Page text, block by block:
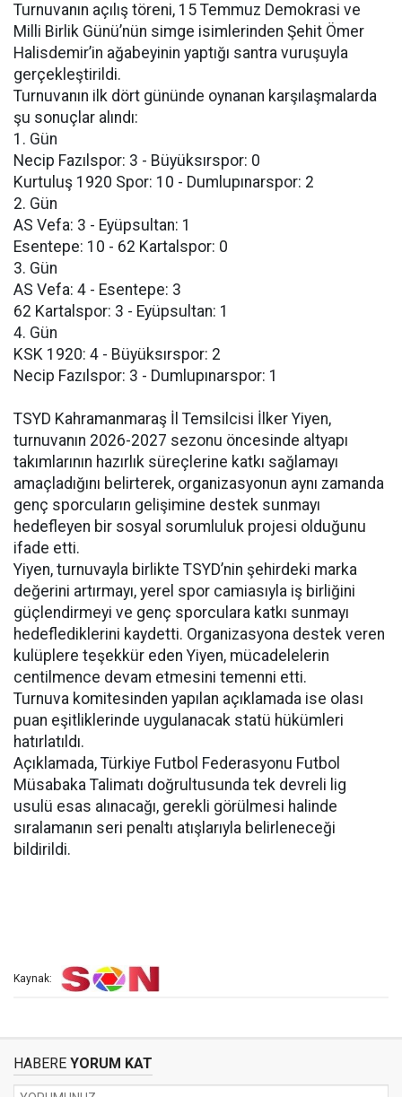
Turnuvanın açılış töreni, 15 Temmuz Demokrasi ve
Milli Birlik Günü’nün simge isimlerinden Şehit Ömer
Halisdemir’in ağabeyinin yaptığı santra vuruşuyla
gerçekleştirildi.
Turnuvanın ilk dört gününde oynanan karşılaşmalarda
şu sonuçlar alındı:
1. Gün
Necip Fazılspor: 3 - Büyüksırspor: 0
Kurtuluş 1920 Spor: 10 - Dumlupınarspor: 2
2. Gün
AS Vefa: 3 - Eyüpsultan: 1
Esentepe: 10 - 62 Kartalspor: 0
3. Gün
AS Vefa: 4 - Esentepe: 3
62 Kartalspor: 3 - Eyüpsultan: 1
4. Gün
KSK 1920: 4 - Büyüksırspor: 2
Necip Fazılspor: 3 - Dumlupınarspor: 1
TSYD Kahramanmaraş İl Temsilcisi İlker Yiyen,
turnuvanın 2026-2027 sezonu öncesinde altyapı
takımlarının hazırlık süreçlerine katkı sağlamayı
amaçladığını belirterek, organizasyonun aynı zamanda
genç sporcuların gelişimine destek sunmayı
hedefleyen bir sosyal sorumluluk projesi olduğunu
ifade etti.
Yiyen, turnuvayla birlikte TSYD’nin şehirdeki marka
değerini artırmayı, yerel spor camiasıyla iş birliğini
güçlendirmeyi ve genç sporculara katkı sunmayı
hedeflediklerini kaydetti. Organizasyona destek veren
kulüplere teşekkür eden Yiyen, mücadelelerin
centilmence devam etmesini temenni etti.
Turnuva komitesinden yapılan açıklamada ise olası
puan eşitliklerinde uygulanacak statü hükümleri
hatırlatıldı.
Açıklamada, Türkiye Futbol Federasyonu Futbol
Müsabaka Talimatı doğrultusunda tek devreli lig
usulü esas alınacağı, gerekli görülmesi halinde
sıralamanın seri penaltı atışlarıyla belirleneceği
bildirildi.
Kaynak:
HABERE YORUM KAT